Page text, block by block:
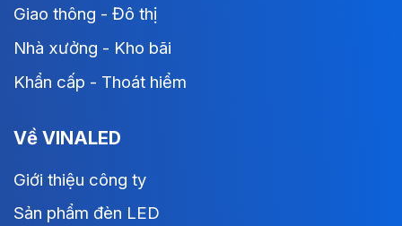
Giao thông - Đô thị
Nhà xưởng - Kho bãi
Khẩn cấp - Thoát hiểm
Về VINALED
Giới thiệu công ty
Sản phẩm đèn LED